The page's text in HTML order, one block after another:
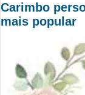
Carimbo
mais popular